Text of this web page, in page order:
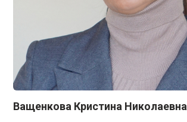
Ващенкова Кристина Николаевна